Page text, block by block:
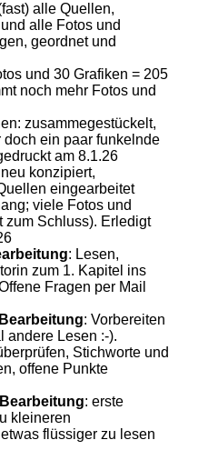
alle Quellen,
alle Fotos und
geordnet und
und 30 Grafiken = 205
noch mehr Fotos und
zusammegestückelt,
ein paar funkelnde
am 8.1.26
neu konzipiert,
eingearbeitet
viele Fotos und
zum Schluss). Erledigt
: Lesen,
zum 1. Kapitel ins
Fragen per Mail
: Vorbereiten
andere Lesen :-).
Stichworte und
offene Punkte
: erste
kleineren
flüssiger zu lesen